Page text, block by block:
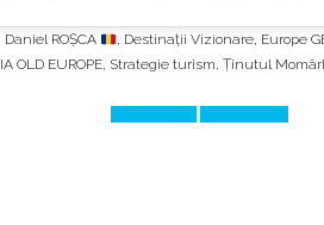
Daniel ROȘCA , Destinații Vizionare, Europe
OLD EUROPE, Strategie turism, Ținutul